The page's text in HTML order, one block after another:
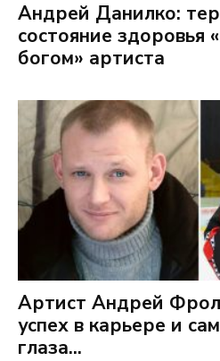
Андрей Данилко:
состояние здоровья
богом» артиста
Артист Андрей
успех в карьере и
глаза...